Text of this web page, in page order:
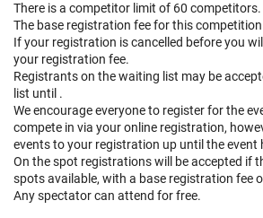
There is a competitor limit of 60 competitors.
The base registration fee for this
If your registration is cancelled beforeyou
your registration fee.
Registrants on the waiting list may be
list until .
We encourage everyone to register for the
compete in via your online registration,
events to your registration up until the event
On the spot registrations will be accepted if
spots available, with a base registration fee
Any spectator can attend for free.